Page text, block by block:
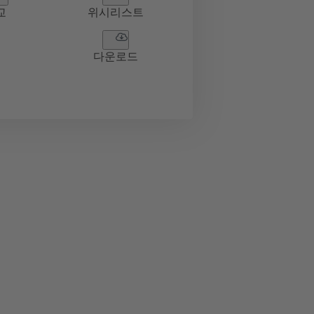
위시리스트
다운로드